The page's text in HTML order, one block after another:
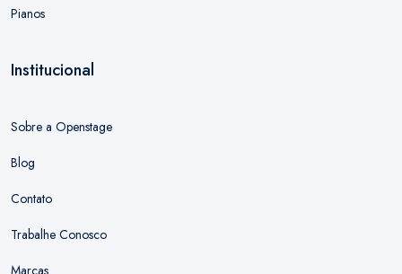
Pianos
Institucional
Sobre a Openstage
Blog
Contato
Trabalhe Conosco
Marcas